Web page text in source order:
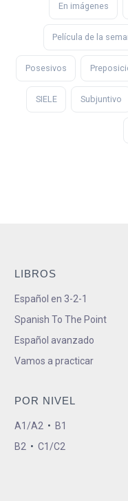
En imágenes
Película de la
Posesivos
SIELE Subjuntivo
LIBROS
Español en 3-2-1
Spanish To The Point
Español avanzado
Vamos a practicar
POR NIVEL
A1/A2 • B1
B2 • C1/C2